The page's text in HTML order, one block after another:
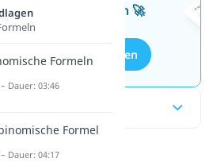
Aufgaben 🚀
Aufgaben entdecken
Formeln
Dauer: 03:46
Formel
Dauer: 04:17